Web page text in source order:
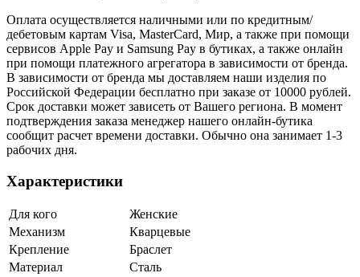
Оплата осуществляется наличными или по кредитным/
дебетовым картам Visa, MasterCard, Мир, а также при помощи
сервисов Apple Pay и Samsung Pay в бутиках, а также онлайн
при помощи платежного агрегатора в зависимости от бренда.
В зависимости от бренда мы доставляем наши изделия по
Российской Федерации бесплатно при заказе от 10000 рублей.
Срок доставки может зависеть от Вашего региона. В момент
подтверждения заказа менеджер нашего онлайн-бутика
сообщит расчет времени доставки. Обычно она занимает 1-3
рабочих дня.
Характеристики
Для кого
Женские
Механизм
Кварцевые
Крепление
Браслет
Материал
Сталь